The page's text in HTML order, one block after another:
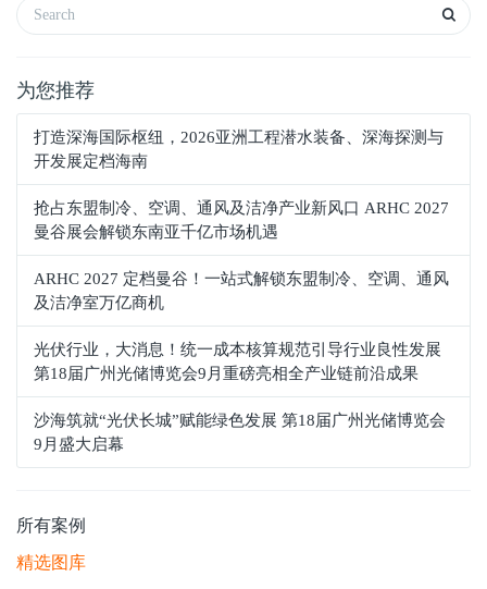
为您推荐
打造深海国际枢纽，2026亚洲工程潜水装备、深海探测与
开发展定档海南
抢占东盟制冷、空调、通风及洁净产业新风口 ARHC 2027
曼谷展会解锁东南亚千亿市场机遇
ARHC 2027 定档曼谷！一站式解锁东盟制冷、空调、通风
及洁净室万亿商机
光伏行业，大消息！统一成本核算规范引导行业良性发展
第18届广州光储博览会9月重磅亮相全产业链前沿成果
沙海筑就“光伏长城”赋能绿色发展 第18届广州光储博览会
9月盛大启幕
所有案例
精选图库